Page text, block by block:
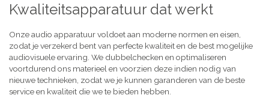
Kwaliteitsapparatuur dat werkt
Onze audio apparatuur voldoet aan moderne normen en eisen,
zodat je verzekerd bent van perfecte kwaliteit en de best mogelijke
audiovisuele ervaring. We dubbelchecken en optimaliseren
voortdurend ons materieel en voorzien deze indien nodig van
nieuwe technieken, zodat we je kunnen garanderen van de beste
service en kwaliteit die we te bieden hebben.